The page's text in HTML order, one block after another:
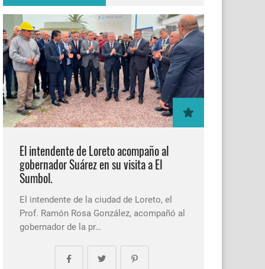
El intendente de Loreto acompaño al
gobernador Suárez en su visita a El
Sumbol.
El intendente de la ciudad de Loreto, el
Prof. Ramón Rosa González, acompañó al
gobernador de la pr…